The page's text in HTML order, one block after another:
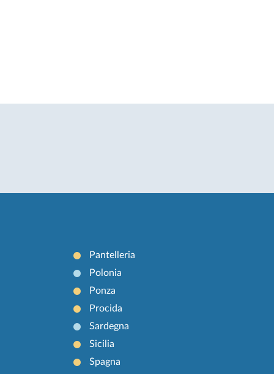
Pantelleria
Polonia
Ponza
Procida
Sardegna
Sicilia
Spagna